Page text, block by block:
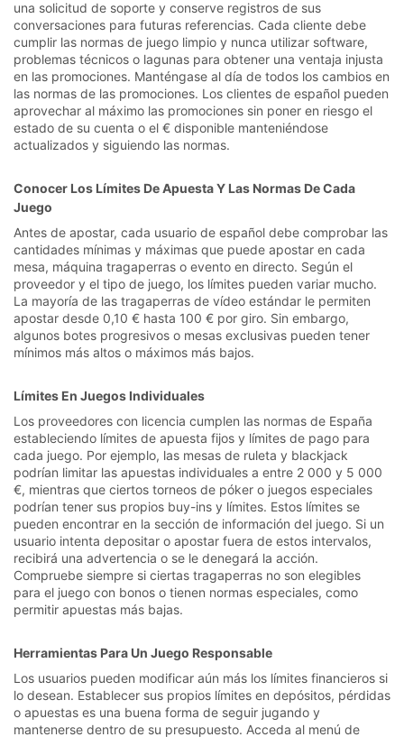
una solicitud de soporte y conserve registros de sus
conversaciones para futuras referencias. Cada cliente debe
cumplir las normas de juego limpio y nunca utilizar software,
problemas técnicos o lagunas para obtener una ventaja injusta
en las promociones. Manténgase al día de todos los cambios en
las normas de las promociones. Los clientes de español pueden
aprovechar al máximo las promociones sin poner en riesgo el
estado de su cuenta o el € disponible manteniéndose
actualizados y siguiendo las normas.
Conocer Los Límites De Apuesta Y Las Normas De Cada
Juego
Antes de apostar, cada usuario de español debe comprobar las
cantidades mínimas y máximas que puede apostar en cada
mesa, máquina tragaperras o evento en directo. Según el
proveedor y el tipo de juego, los límites pueden variar mucho.
La mayoría de las tragaperras de vídeo estándar le permiten
apostar desde 0,10 € hasta 100 € por giro. Sin embargo,
algunos botes progresivos o mesas exclusivas pueden tener
mínimos más altos o máximos más bajos.
Límites En Juegos Individuales
Los proveedores con licencia cumplen las normas de España
estableciendo límites de apuesta fijos y límites de pago para
cada juego. Por ejemplo, las mesas de ruleta y blackjack
podrían limitar las apuestas individuales a entre 2 000 y 5 000
€, mientras que ciertos torneos de póker o juegos especiales
podrían tener sus propios buy-ins y límites. Estos límites se
pueden encontrar en la sección de información del juego. Si un
usuario intenta depositar o apostar fuera de estos intervalos,
recibirá una advertencia o se le denegará la acción.
Compruebe siempre si ciertas tragaperras no son elegibles
para el juego con bonos o tienen normas especiales, como
permitir apuestas más bajas.
Herramientas Para Un Juego Responsable
Los usuarios pueden modificar aún más los límites financieros si
lo desean. Establecer sus propios límites en depósitos, pérdidas
o apuestas es una buena forma de seguir jugando y
mantenerse dentro de su presupuesto. Acceda al menú de